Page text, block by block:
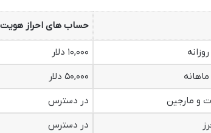
حساب های احراز
۱۰,۰۰۰ دلار
۵۰,۰۰۰ دلار
و مارجین
در دسترس
در دسترس